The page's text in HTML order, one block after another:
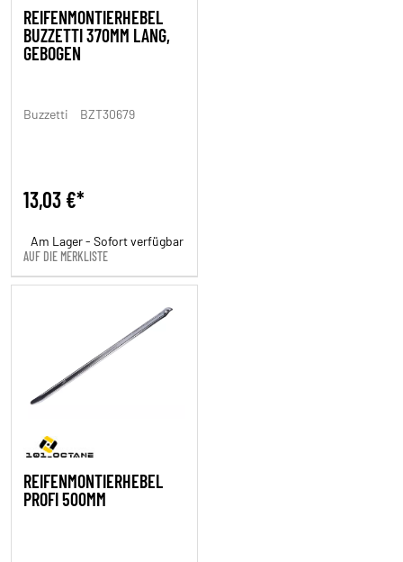
REIFENMONTIERHEBEL
BUZZETTI 370MM LANG,
GEBOGEN
Buzzetti BZT30679
13,03 €*
Am Lager - Sofort verfügbar
AUF DIE MERKLISTE
REIFENMONTIERHEBEL
PROFI 500MM